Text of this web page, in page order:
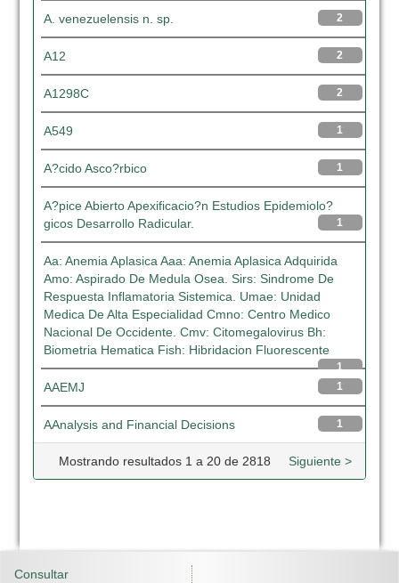
A. venezuelensis n. sp. 2
A12 2
A1298C 2
A549 1
A?cido Asco?rbico 1
A?pice Abierto Apexificacio?n Estudios Epidemiolo?
gicos Desarrollo Radicular.
1
Aa: Anemia Aplasica Aaa: Anemia Aplasica Adquirida
Amo: Aspirado De Medula Osea. Sirs: Sindrome De
Respuesta Inflamatoria Sistemica. Umae: Unidad
Medica De Alta Especialidad Cmno: Centro Medico
Nacional De Occidente. Cmv: Citomegalovirus Bh:
Biometria Hematica Fish: Hibridacion Fluorescente
1
AAEMJ 1
AAnalysis and Financial Decisions 1
Mostrando resultados 1 a 20 de 2818 Siguiente >
Consultar